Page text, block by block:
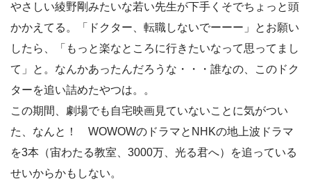
やさしい綾野剛みたいな若い先生が下手くそでちょっと頭
かかえてる。「ドクター、転職しないでーーー」とお願い
したら、「もっと楽なところに行きたいなって思ってまし
て」と。なんかあったんだろうな・・・誰なの、このドク
ターを追い詰めたやつは。。
この期間、劇場でも自宅映画見ていないことに気がつい
た、なんと！ WOWOWのドラマとNHKの地上波ドラマ
を3本（宙わたる教室、3000万、光る君へ）を追っている
せいからかもしない。